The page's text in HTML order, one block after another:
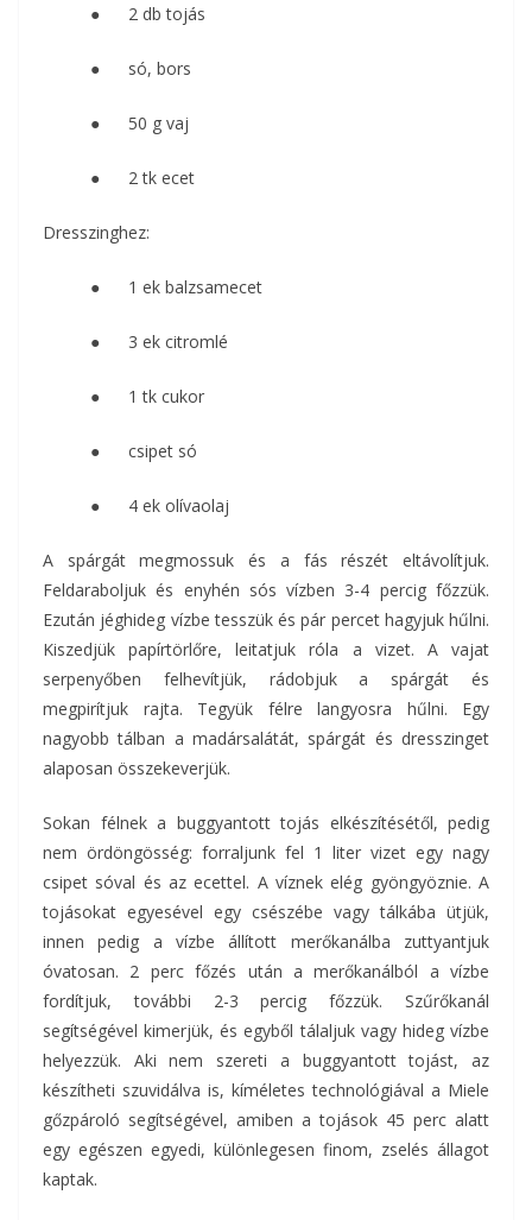
● 2 db tojás
● só, bors
● 50 g vaj
● 2 tk ecet
Dresszinghez:
● 1 ek balzsamecet
● 3 ek citromlé
● 1 tk cukor
● csipet só
● 4 ek olívaolaj
A spárgát megmossuk és a fás részét eltávolítjuk.
Feldaraboljuk és enyhén sós vízben 3-4 percig főzzük.
Ezután jéghideg vízbe tesszük és pár percet hagyjuk hűlni.
Kiszedjük papírtörlőre, leitatjuk róla a vizet. A vajat
serpenyőben felhevítjük, rádobjuk a spárgát és
megpirítjuk rajta. Tegyük félre langyosra hűlni. Egy
nagyobb tálban a madársalátát, spárgát és dresszinget
alaposan összekeverjük.
Sokan félnek a buggyantott tojás elkészítésétől, pedig
nem ördöngösség: forraljunk fel 1 liter vizet egy nagy
csipet sóval és az ecettel. A víznek elég gyöngyöznie. A
tojásokat egyesével egy csészébe vagy tálkába ütjük,
innen pedig a vízbe állított merőkanálba zuttyantjuk
óvatosan. 2 perc főzés után a merőkanálból a vízbe
fordítjuk, további 2-3 percig főzzük. Szűrőkanál
segítségével kimerjük, és egyből tálaljuk vagy hideg vízbe
helyezzük. Aki nem szereti a buggyantott tojást, az
készítheti szuvidálva is, kíméletes technológiával a Miele
gőzpároló segítségével, amiben a tojások 45 perc alatt
egy egészen egyedi, különlegesen finom, zselés állagot
kaptak.